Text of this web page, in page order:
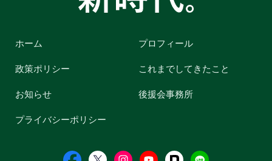
ホーム プロフィール
政策ポリシー これまでしてきたこと
お知らせ 後援会事務所
プライバシーポリシー